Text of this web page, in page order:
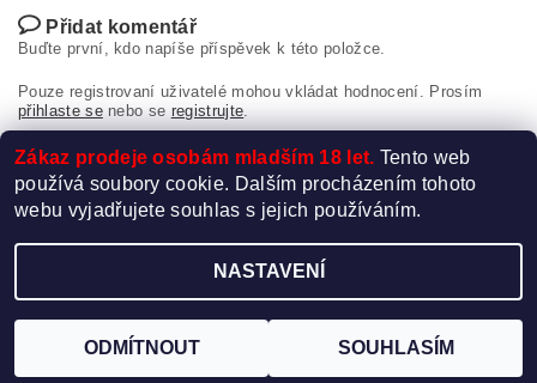
Přidat komentář
Buďte první, kdo napíše příspěvek k této položce.
Pouze registrovaní uživatelé mohou vkládat hodnocení. Prosím
přihlaste senebo se registrujte.
Vytvořil Shoptet
Zákaz prodeje osobám mladším 18 let. Tento web
používá soubory cookie. Dalším procházením tohoto
webu vyjadřujete souhlas s jejich používáním.
NASTAVENÍ
ODMÍTNOUT SOUHLASÍM